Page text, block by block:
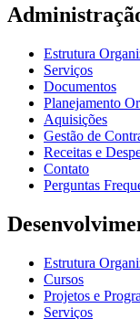
Estrutura
Serviços
Documentos
Planejamento
Aquisições
Gestão de
Receitas e
Contato
Perguntas
Estrutura
Cursos
Projetos e
Serviços